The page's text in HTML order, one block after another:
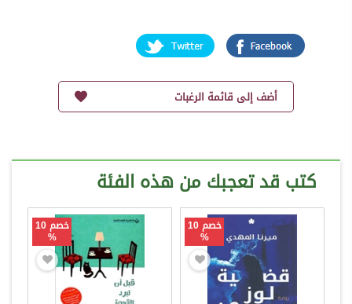
أضف إلى قائمة الرغبات
كتب قد تعجبك من هذه الفئة
خصم 10
%
خصم 10
%